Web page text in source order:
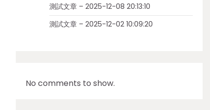
測試文章 – 2025-12-08 20:13:10
測試文章 – 2025-12-02 10:09:20
No comments to show.